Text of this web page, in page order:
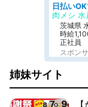
肉メシ 水
茨城県
時給
正社員
スポン
姉妹サイト